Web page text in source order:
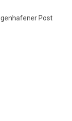
Post
-
in Puttgarden